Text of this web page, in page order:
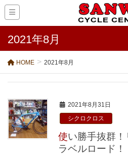
2021年8月
HOME 2021年8月
2021年8月31日
シクロクロス
使い勝手抜群！リドレー ガンゾー グ
ラベルロード！